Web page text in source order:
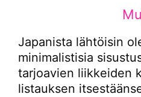
Japanista lähtöisin
minimalistisia
tarjoavien liikkeiden
listauksen